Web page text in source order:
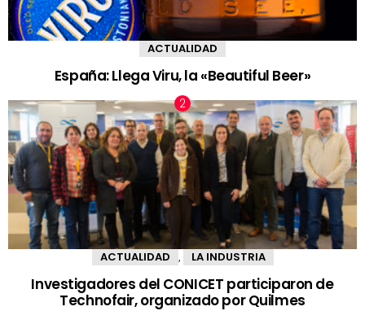
ACTUALIDAD
España: Llega Viru, la «Beautiful Beer»
ACTUALIDAD LA INDUSTRIA
Investigadores del CONICET participaron de
Technofair, organizado por Quilmes